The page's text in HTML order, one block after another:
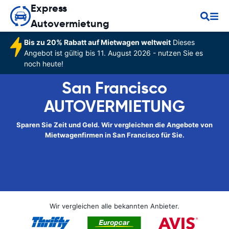
Express
Autovermietung
Bis zu 20% Rabatt auf Mietwagen weltweitDieses
Angebot ist gültig bis 11. August 2026 - nutzen Sie es
noch heute!
San Francisco
AUTOVERMIETUNG
Sparen Sie Zeit und Geld. Wir vergleichen die Angebote von
Mietwagenfirmen in San Francisco für Sie.
Wir vergleichen alle bekannten Anbieter.